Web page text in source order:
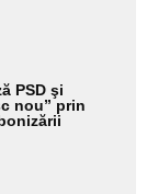
PSD şi
nou” prin